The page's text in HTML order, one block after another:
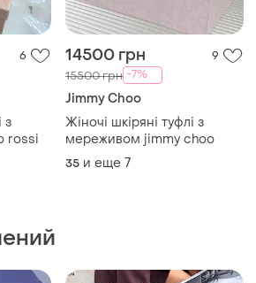
6
з
rossi
14500 грн 9
15500 грн -7%
Jimmy Choo
Жіночі шкіряні туфлі з
мереживом jimmy choo
35 и еще 7